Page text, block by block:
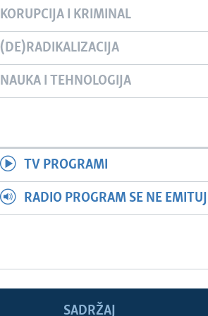
KORUPCIJA I KRIMINAL
(DE)RADIKALIZACIJA
NAUKA I TEHNOLOGIJA
TV PROGRAMI
RADIO PROGRAM SE NE
SADRŽAJ